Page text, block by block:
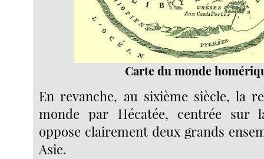
Carte du monde
En revanche, au sixième siècle, la
monde par Hécatée, centrée sur
oppose clairement deux grands
Asie.